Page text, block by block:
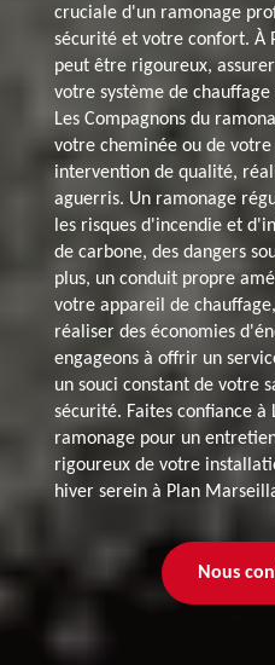
cruciale d'un ramonage
sécurité et votre confort. À
peut être rigoureux,
votre système de
Les Compagnons du
votre cheminée ou de
intervention de qualité,
aguerris. Un ramonage
les risques d'incendie et
de carbone, des dangers
plus, un conduit propre
votre appareil de
réaliser des économies
engageons à offrir un
un souci constant de votre
sécurité. Faites confiance à
ramonage pour un
rigoureux de votre
hiver serein à Plan
Nous